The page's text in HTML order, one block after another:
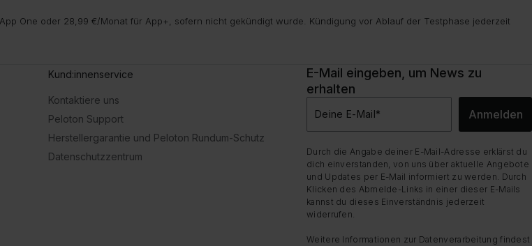
One oder 28,99 €/Monat für App+, sofern nicht gekündigt wurde. Kündigung vor Ablauf der Testphase jederzeit
Kund:innenservice
Kontaktiere uns
Peloton Support
Herstellergarantie und Peloton Rundum-Schutz
Datenschutzzentrum
E-Mail eingeben, um News zu
erhalten
Deine E-Mail* Anmelden
Durch die Angabe deiner E-Mail-Adresse erklärst du
dich einverstanden, von uns über aktuelle Angebote
und Updates per E-Mail informiert zu werden. Durch
Klicken des Abmelde-Links in einer dieser E-Mails
kannst du dieses Einverständnis jederzeit
widerrufen.
Weitere Informationen zur Datenverarbeitung findest